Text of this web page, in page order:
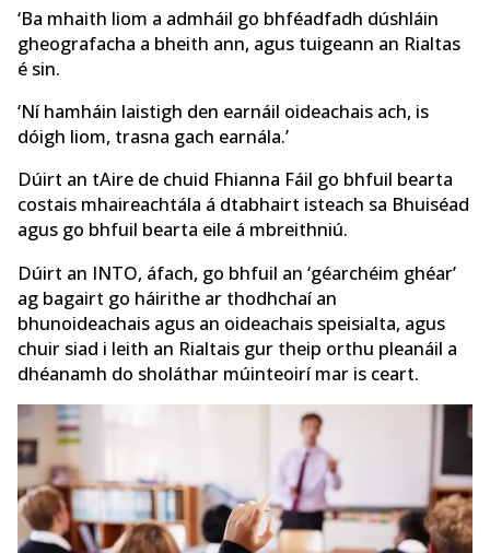
‘Ba mhaith liom a admháil go bhféadfadh dúshláin
gheografacha a bheith ann, agus tuigeann an Rialtas
é sin.
‘Ní hamháin laistigh den earnáil oideachais ach, is
dóigh liom, trasna gach earnála.’
Dúirt an tAire de chuid Fhianna Fáil go bhfuil bearta
costais mhaireachtála á dtabhairt isteach sa Bhuiséad
agus go bhfuil bearta eile á mbreithniú.
Dúirt an INTO, áfach, go bhfuil an ‘géarchéim ghéar’
ag bagairt go háirithe ar thodhchaí an
bhunoideachais agus an oideachais speisialta, agus
chuir siad i leith an Rialtais gur theip orthu pleanáil a
dhéanamh do sholáthar múinteoirí mar is ceart.